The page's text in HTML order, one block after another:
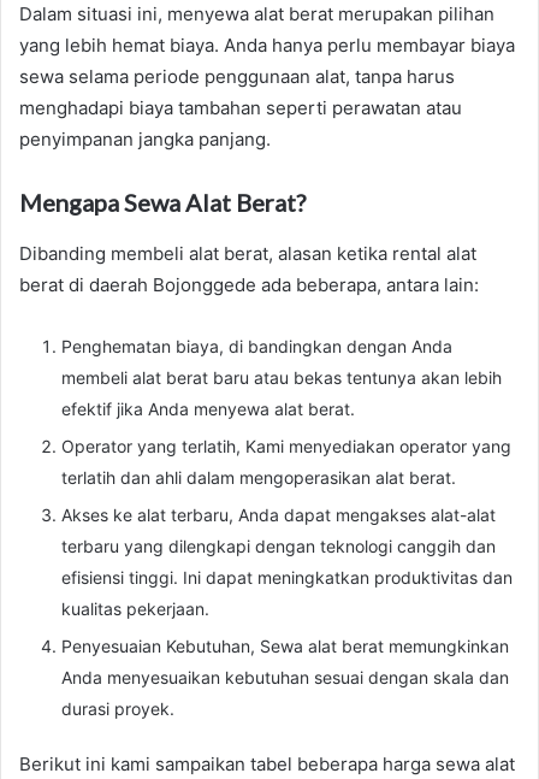
Dalam situasi ini, menyewa alat berat merupakan pilihan
yang lebih hemat biaya. Anda hanya perlu membayar biaya
sewa selama periode penggunaan alat, tanpa harus
menghadapi biaya tambahan seperti perawatan atau
penyimpanan jangka panjang.
Mengapa Sewa Alat Berat?
Dibanding membeli alat berat, alasan ketika rental alat
berat di daerah Bojonggede ada beberapa, antara lain:
Penghematan biaya, di bandingkan dengan Anda
membeli alat berat baru atau bekas tentunya akan lebih
efektif jika Anda menyewa alat berat.
Operator yang terlatih, Kami menyediakan operator yang
terlatih dan ahli dalam mengoperasikan alat berat.
Akses ke alat terbaru, Anda dapat mengakses alat-alat
terbaru yang dilengkapi dengan teknologi canggih dan
efisiensi tinggi. Ini dapat meningkatkan produktivitas dan
kualitas pekerjaan.
Penyesuaian Kebutuhan, Sewa alat berat memungkinkan
Anda menyesuaikan kebutuhan sesuai dengan skala dan
durasi proyek.
Berikut ini kami sampaikan tabel beberapa harga sewa alat